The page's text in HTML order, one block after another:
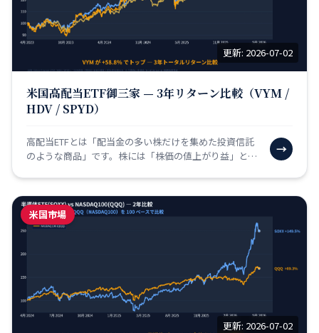
更新: 2026-07-02
米国高配当ETF御三家 — 3年リターン比較（VYM /
HDV / SPYD）
高配当ETFとは「配当金の多い株だけを集めた投資信託
のような商品」です。株には「株価の値上がり益」と
→
米国市場
更新: 2026-07-02